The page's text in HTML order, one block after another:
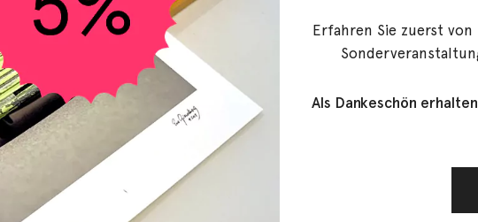
Erfahren Sie zuerst
Als Dankeschön